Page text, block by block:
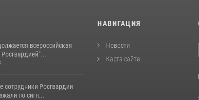
всероссийская
сотрудники Росгвардии
по сигн...
НАВИГАЦИЯ
Новости
Карта сайта